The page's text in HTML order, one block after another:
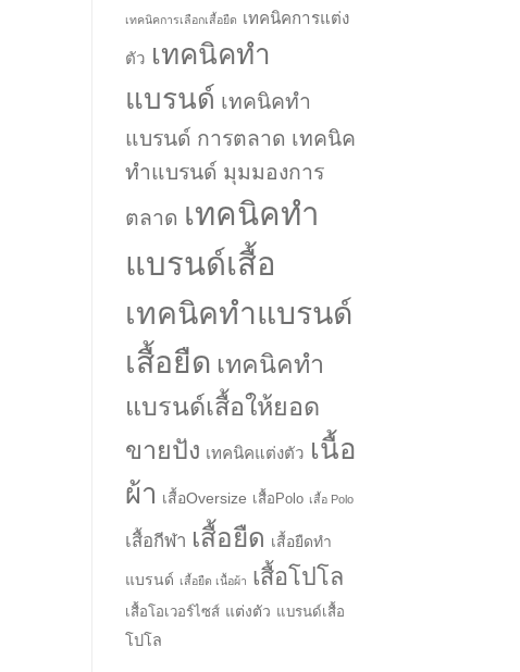
เทคนิคการเลือกเสื้อยืด เทคนิคการแต่ง
ตัว เทคนิคทำ
แบรนด์ เทคนิคทำ
แบรนด์ การตลาด เทคนิค
ทำแบรนด์ มุมมองการ
ตลาด เทคนิคทำ
แบรนด์เสื้อ
เทคนิคทำแบรนด์
เสื้อยืด เทคนิคทำ
แบรนด์เสื้อให้ยอด
ขายปัง เทคนิคแต่งตัว เนื้อ
ผ้า เสื้อOversize เสื้อPolo เสื้อ Polo
เสื้อกีฬา เสื้อยืด เสื้อยืดทำ
แบรนด์ เสื้อยืด เนื้อผ้า เสื้อโปโล
เสื้อโอเวอร์ไซส์ แต่งตัว แบรนด์เสื้อ
โปโล